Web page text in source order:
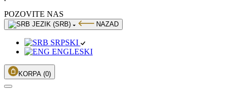
POZOVITE NAS
JEZIK (SRB) NAZAD
SRPSKI
ENGLESKI
KORPA (0)